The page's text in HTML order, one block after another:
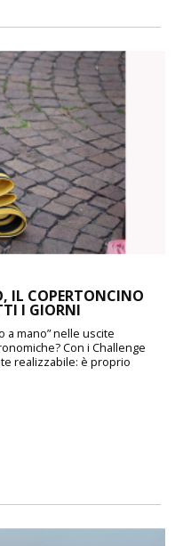
IL COPERTONCINO
I GIORNI
a mano” nelle uscite
Con i Challenge
realizzabile: è proprio